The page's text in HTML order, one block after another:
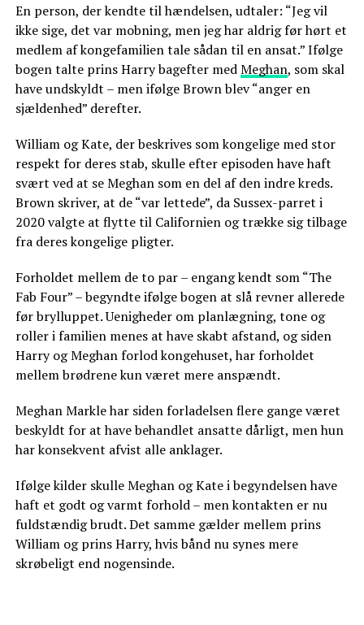
En person, der kendte til hændelsen, udtaler: “Jeg vil
ikke sige, det var mobning, men jeg har aldrig før hørt et
medlem af kongefamilien tale sådan til en ansat.” Ifølge
bogen talte prins Harry bagefter medMeghan, som skal
have undskyldt – men ifølge Brown blev “anger en
sjældenhed” derefter.
William og Kate, der beskrives som kongelige med stor
respekt for deres stab, skulle efter episoden have haft
svært ved at se Meghan som en del af den indre kreds.
Brown skriver, at de “var lettede”, da Sussex-parret i
2020 valgte at flytte til Californien og trække sig tilbage
fra deres kongelige pligter.
Forholdet mellem de to par – engang kendt som “The
Fab Four” – begyndte ifølge bogen at slå revner allerede
før brylluppet. Uenigheder om planlægning, tone og
roller i familien menes at have skabt afstand, og siden
Harry og Meghan forlod kongehuset, har forholdet
mellem brødrene kun været mere anspændt.
Meghan Markle har siden forladelsen flere gange været
beskyldt for at have behandlet ansatte dårligt, men hun
har konsekvent afvist alle anklager.
Ifølge kilder skulle Meghan og Kate i begyndelsen have
haft et godt og varmt forhold – men kontakten er nu
fuldstændig brudt. Det samme gælder mellem prins
William og prins Harry, hvis bånd nu synes mere
skrøbeligt end nogensinde.